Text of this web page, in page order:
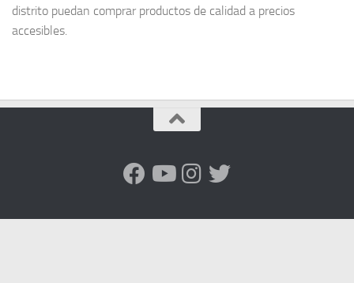
distrito puedan comprar productos de calidad a precios
accesibles.